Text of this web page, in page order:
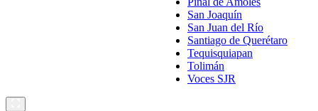
San Joaquín
San Juan del Río
Santiago de Querétaro
Tequisquiapan
Tolimán
Voces SJR